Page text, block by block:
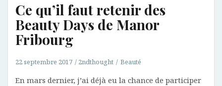
Ce qu’il faut retenir des
Beauty Days de Manor
Fribourg
22 septembre 2017 2ndthought Beauté
En mars dernier, j’ai déjà eu la chance de participer